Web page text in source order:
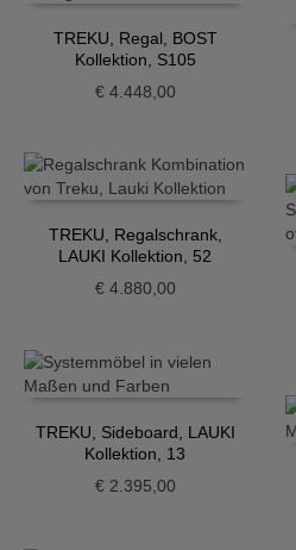
TREKU, Regal, BOST
Kollektion, S105
€4.448,00
TREKU, Regalschrank,
LAUKI Kollektion, 52
€4.880,00
TREKU, Sideboard, LAUKI
Kollektion, 13
€2.395,00